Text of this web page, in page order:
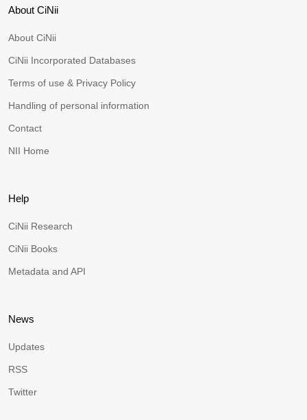
About CiNii
About CiNii
CiNii Incorporated Databases
Terms of use & Privacy Policy
Handling of personal information
Contact
NII Home
Help
CiNii Research
CiNii Books
Metadata and API
News
Updates
RSS
Twitter